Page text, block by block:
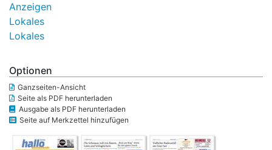
Anzeigen
Lokales
Lokales
Optionen
Ganzseiten-Ansicht
Seite als PDF herunterladen
Ausgabe als PDF herunterladen
Seite auf Merkzettel hinzufügen